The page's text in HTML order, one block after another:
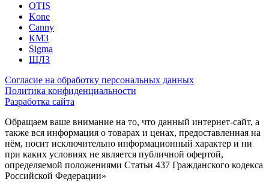
OTIS
Kone
Canny
КМЗ
Sigma
ЩЛЗ
Согласие на обработку персональных данных
Политика конфиденциальности
Разработка сайта
Обращаем ваше внимание на то, что данный интернет-сайт, а
также вся информация о товарах и ценах, предоставленная на
нём, носит исключительно информационный характер и ни
при каких условиях не является публичной офертой,
определяемой положениями Статьи 437 Гражданского кодекса
Российской Федерации»